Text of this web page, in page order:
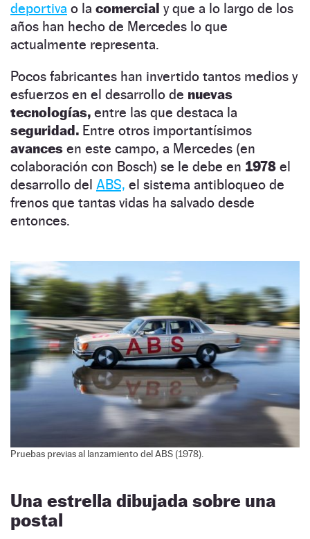
deportiva o la comercial y que a lo largo de los
años han hecho de Mercedes lo que
actualmente representa.
Pocos fabricantes han invertido tantos medios y
esfuerzos en el desarrollo de nuevas
tecnologías, entre las que destaca la
seguridad. Entre otros importantísimos
avances en este campo, a Mercedes (en
colaboración con Bosch) se le debe en 1978 el
desarrollo del ABS, el sistema antibloqueo de
frenos que tantas vidas ha salvado desde
entonces.
Pruebas previas al lanzamiento del ABS (1978).
Una estrella dibujada sobre una
postal